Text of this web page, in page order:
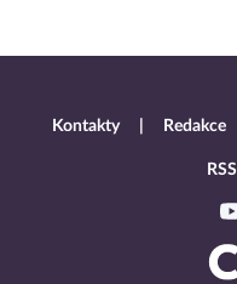
Kontakty Redakce
RSS